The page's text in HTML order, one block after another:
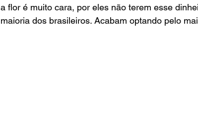
a flor é muito cara, por eles não terem esse
maioria dos brasileiros. Acabam optando pelo